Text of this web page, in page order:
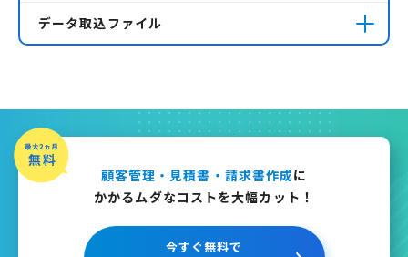
データ取込ファイル
顧客管理・見積書・請求書作成に
かかるムダなコストを大幅カット！
今すぐ無料で